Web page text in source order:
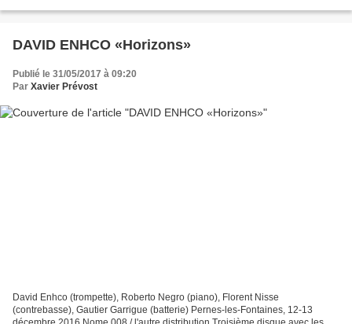
DAVID ENHCO «Horizons»
Publié le 31/05/2017 à 09:20
Par Xavier Prévost
David Enhco (trompette), Roberto Negro (piano), Florent Nisse
(contrebasse), Gautier Garrigue (batterie) Pernes-les-Fontaines, 12-13